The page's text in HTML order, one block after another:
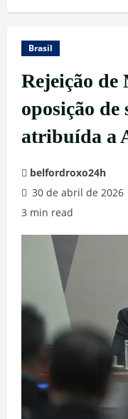
Brasil
Rejeição de
oposição de
atribuída a
belfordroxo24h
30 de abril de 2026
3 min read